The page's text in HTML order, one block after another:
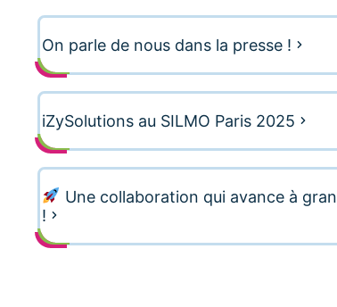
On parle de nous dans la presse !
iZySolutions au SILMO Paris 2025
Une collaboration qui avance à
!